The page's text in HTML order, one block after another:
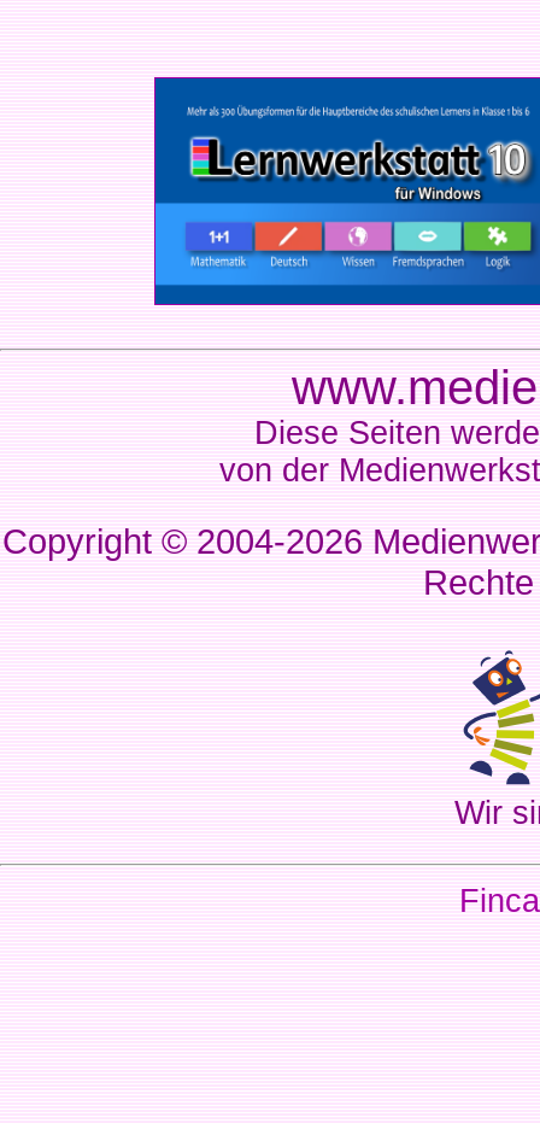
Diese Seiten
von der
Copyright © 2004-2026
Wir